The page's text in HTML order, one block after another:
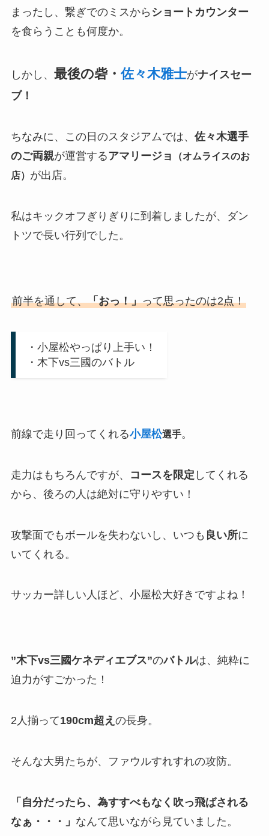
まったし、繋ぎでのミスから ショートカウンター
を食らうことも何度か。
しかし、 最後の砦・佐々木雅士がナイスセー
ブ！
ちなみに、この日のスタジアムでは、 佐々木選手
のご両親が運営するアマリージョ
（オムライスのお
店） が出店。
私はキックオフぎりぎりに到着しましたが、ダン
トツで長い行列でした。
前半を通して、「おっ！」って思ったのは2点！
・小屋松やっぱり上手い！
・木下vs三國のバトル
前線で走り回ってくれる小屋松選手。
走力はもちろんですが、 コースを限定 してくれる
から、後ろの人は絶対に守りやすい！
攻撃面でもボールを失わないし、いつも 良い所に
いてくれる。
サッカー詳しい人ほど、小屋松大好きですよね！
”木下vs三國ケネディエブス”のバトルは、純粋に
迫力がすごかった！
2人揃って190cm超え の長身。
そんな大男たちが、ファウルすれすれの攻防。
「自分だったら、為すすべもなく吹っ飛ばされる
なぁ・・・」 なんて思いながら見ていました。